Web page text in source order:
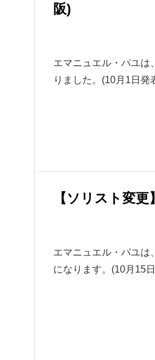
阪)
エマニュエル・パユは
りました。(10月1日
【ソリスト変
エマニュエル・パユは
になります。(10月15